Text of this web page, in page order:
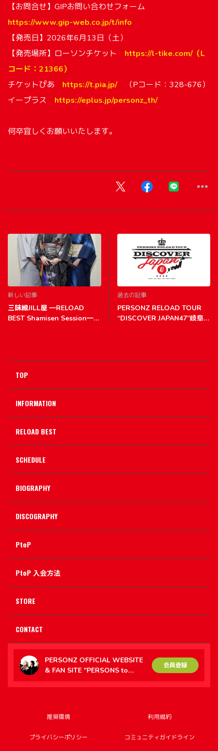
【お問合せ】GIPお問い合わせフォーム
https://www.gip-web.co.jp/t/info
【発売日】2026年6月13日（土）
【発売場所】ローソンチケット https://l-tike.com/（L
コード：21366）
チケットぴあ https://t.pia.jp/ （Pコード：328-676）
イープラス https://eplus.jp/personz_th/
何卒宜しくお願いいたします。
新しい記事
三味線JILL屋 ―RELOAD
BEST Shamisen Session―の
過去の記事
PERSONZ RELOAD TOUR
“DISCOVER JAPAN47”岐阜市
TOP
INFORMATION
RELOAD BEST
SCHEDULE
BIOGRAPHY
DISCOGRAPHY
PtoP
PtoP 入会方法
STORE
CONTACT
PERSONZ OFFICIAL WEBSITE
& FAN SITE "PERSONS to
PERSONZ（PtoP）"
会員登録
推奨環境 利用規約
プライバシーポリシー コミュニティガイドライン